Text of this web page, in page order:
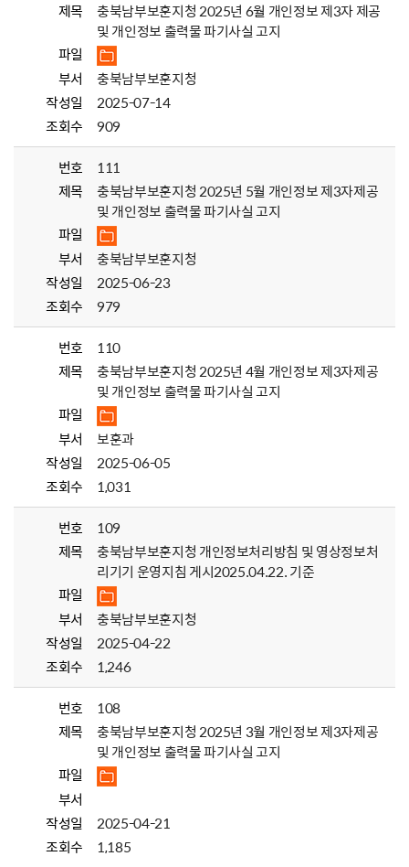
제목
충북남부보훈지청 2025년 6월 개인정보 제3자 제공
및 개인정보 출력물 파기사실 고지
파일
부서
충북남부보훈지청
작성일
2025-07-14
조회수
909
번호
111
제목
충북남부보훈지청 2025년 5월 개인정보 제3자제공
및 개인정보 출력물 파기사실 고지
파일
부서
충북남부보훈지청
작성일
2025-06-23
조회수
979
번호
110
제목
충북남부보훈지청 2025년 4월 개인정보 제3자제공
및 개인정보 출력물 파기사실 고지
파일
부서
보훈과
작성일
2025-06-05
조회수
1,031
번호
109
제목
충북남부보훈지청 개인정보처리방침 및 영상정보처
리기기 운영지침 게시2025.04.22. 기준
파일
부서
충북남부보훈지청
작성일
2025-04-22
조회수
1,246
번호
108
제목
충북남부보훈지청 2025년 3월 개인정보 제3자제공
및 개인정보 출력물 파기사실 고지
파일
부서
작성일
2025-04-21
조회수
1,185